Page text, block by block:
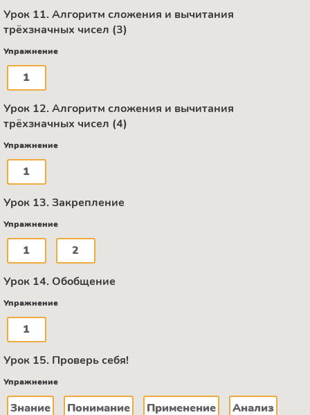
Урок 11. Алгоритм сложения и вычитания
трёхзначных чисел (3)
Упражнение
1
Урок 12. Алгоритм сложения и вычитания
трёхзначных чисел (4)
Упражнение
1
Урок 13. Закрепление
Упражнение
1 2
Урок 14. Обобщение
Упражнение
1
Урок 15. Проверь себя!
Упражнение
Знание Понимание Применение Анализ